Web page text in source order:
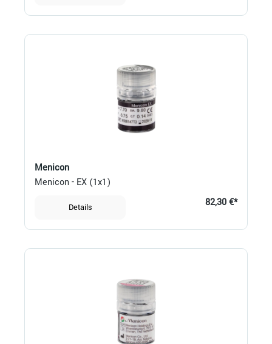
Menicon
Menicon - EX (1x1)
Details 82,30 €*